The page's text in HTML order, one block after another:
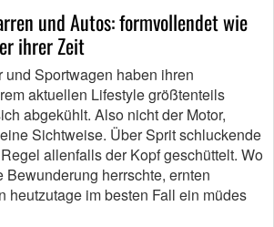
und Autos: formvollendet wie
ihrer Zeit
Sportwagen haben ihren
aktuellen Lifestyle größtenteils
abgekühlt. Also nicht der Motor,
Sichtweise. Über Sprit schluckende
allenfalls der Kopf geschüttelt. Wo
Bewunderung herrschte, ernten
heutzutage im besten Fall ein müdes